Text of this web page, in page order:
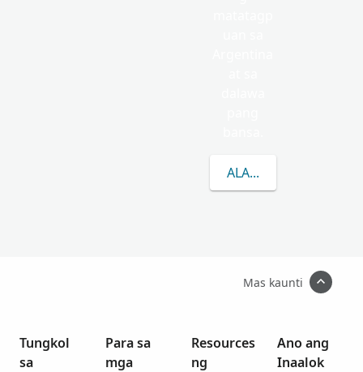
ALAMIN PA ANG
Mas kaunti
Tungkol
sa
Para sa
mga
Resources
ng
Ano ang
Inaalok